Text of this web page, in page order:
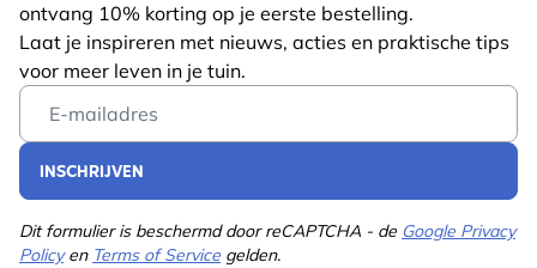
ontvang 10% korting op je eerste bestelling.
Laat je inspireren met nieuws, acties en praktische tips
voor meer leven in je tuin.
Email Address
INSCHRIJVEN
Dit formulier is beschermd door reCAPTCHA - de Google Privacy
Policyen Terms of Service gelden.